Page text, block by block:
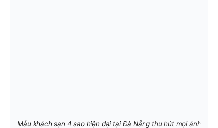
Mẫu khách sạn 4 sao hiện đại tại Đà Nẵngthu hút mọi ánh